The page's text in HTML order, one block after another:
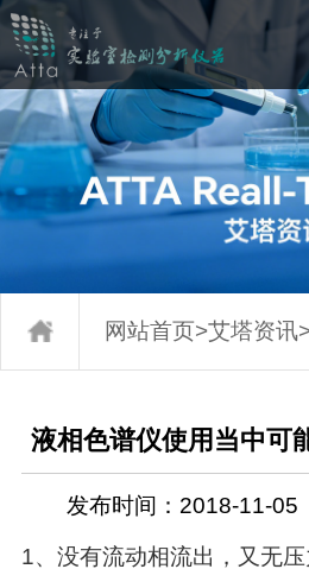
网站首页>艾塔资讯
液相色谱仪使用当中可
发布时间：2018-11-05
1、没有流动相流出，又无